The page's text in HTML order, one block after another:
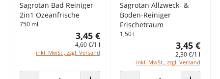
Sagrotan Bad Reiniger
2in1 Ozeanfrische
750 ml
3,45 €
4,60 €/1 l
inkl. MwSt., zzgl. Versand
Sagrotan Allzweck- &
Boden-Reiniger
Frischetraum
1,50 l
3,45 €
2,30 €/1 l
inkl. MwSt., zzgl. Versand